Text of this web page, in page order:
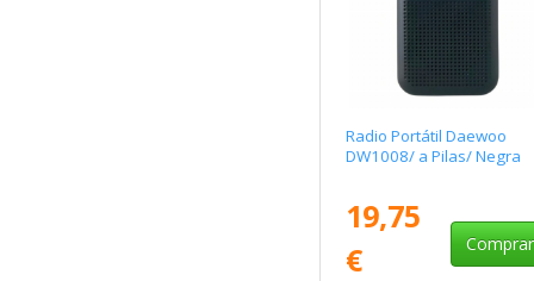
Radio Portátil Daewoo
DW1008/ a Pilas/ Negra
19,75
€
Comprar